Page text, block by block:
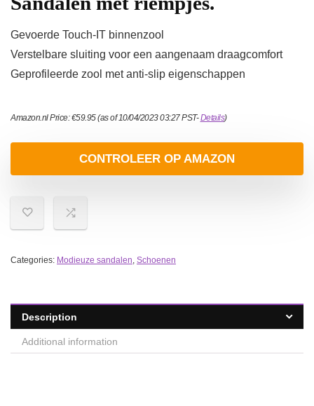
Gevoerde Touch-IT binnenzool
Verstelbare sluiting voor een aangenaam draagcomfort
Geprofileerde zool met anti-slip eigenschappen
Amazon.nl Price:€59.95(as of 10/04/2023 03:27 PST-Details)
CONTROLEER OP AMAZON
Categories: Modieuze sandalen, Schoenen
Description
Additional information